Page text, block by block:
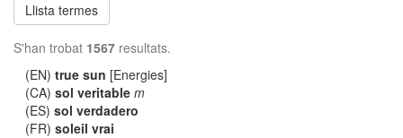
Llista termes
S'han trobat 1567 resultats.
(EN)true sun [Energies]
(CA)sol veritable m
(ES)sol verdadero
(FR)soleil vrai